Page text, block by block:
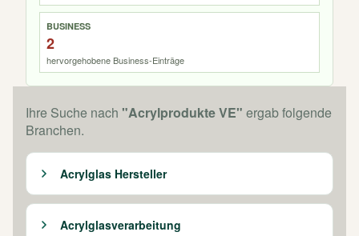
BUSINESS
2
hervorgehobene Business-Einträge
Ihre Suche nach "Acrylprodukte VE" ergab folgende
Branchen.
Acrylglas Hersteller
Acrylglasverarbeitung